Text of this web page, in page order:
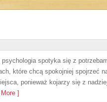
spotyka się z
które chcą spokojniej spojrzeć
ponieważ kojarzy się z
]